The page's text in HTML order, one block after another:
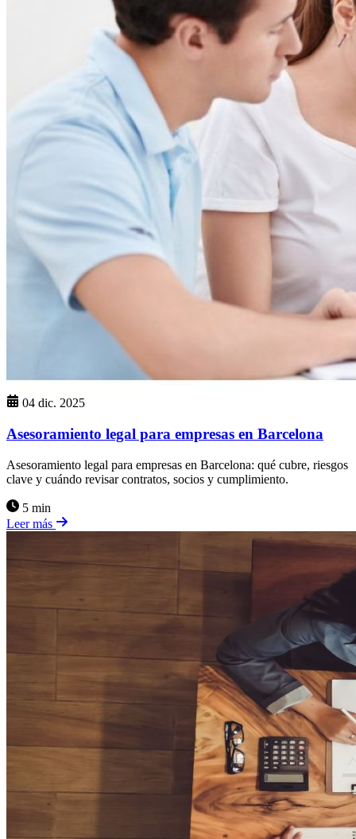
04 dic. 2025
Asesoramiento legal para empresas en Barcelona
Asesoramiento legal para empresas en Barcelona: qué cubre, riesgos
clave y cuándo revisar contratos, socios y cumplimiento.
5 min
Leer más